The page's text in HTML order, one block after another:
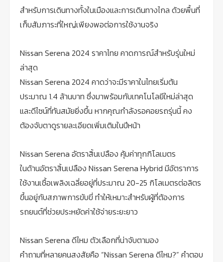
สำหรับการเดินทางทั้งในเมืองและการเดินทางไกล ด้วยพื้นที่
เก็บสัมภาระที่ใหญ่เพียงพอต่อการใช้งานจริง
Nissan Serena 2024 ราคาไทย คาดการณ์สำหรับรุ่นใหม่
ล่าสุด
Nissan Serena 2024 คาดว่าจะมีราคาในไทยเริ่มต้น
ประมาณ 1.4 ล้านบาท ซึ่งมาพร้อมกับเทคโนโลยีใหม่ล่าสุด
และดีไซน์ที่ทันสมัยยิ่งขึ้น หากคุณกำลังรอคอยรถรุ่นนี้ คง
ต้องจับตาดูรายละเอียดเพิ่มเติมในปีหน้า
Nissan Serena อัตราสิ้นเปลือง คุ้มค่าทุกกิโลเมตร
ในด้านอัตราสิ้นเปลือง Nissan Serena Hybrid มีอัตราการ
ใช้งานเชื้อเพลิงเฉลี่ยอยู่ที่ประมาณ 20-25 กิโลเมตรต่อลิตร
ขึ้นอยู่กับสภาพการขับขี่ ทำให้เหมาะสำหรับผู้ที่ต้องการ
รถยนต์ที่ช่วยประหยัดค่าใช้จ่ายระยะยาว
Nissan Serena ดีไหม ตัวเลือกที่น่าจับตามอง
คำถามที่หลายคนสงสัยคือ “Nissan Serena ดีไหม?” คำตอบ